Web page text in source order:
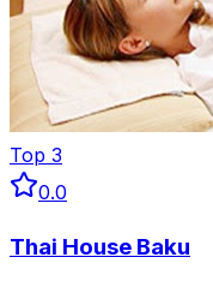
Top 3
0.0
Thai House Baku